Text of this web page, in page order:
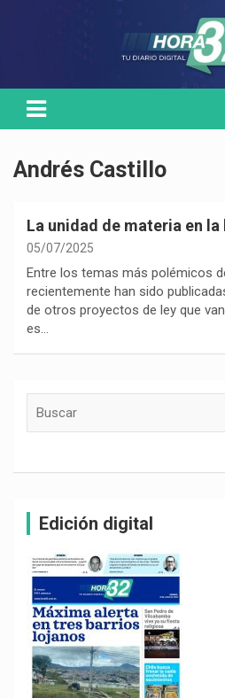
Andrés Castillo
La unidad de materia en
05/07/2025
Entre los temas más polémicos
recientemente han sido
de otros proyectos de ley que
es…
Edición digital